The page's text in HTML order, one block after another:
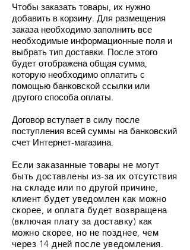
Чтобы заказать товары, их нужно
добавить в корзину. Для размещения
заказа необходимо заполнить все
необходимые информационные поля и
выбрать тип доставки. После этого
будет отображена общая сумма,
которую необходимо оплатить с
помощью банковской ссылки или
другого способа оплаты.
Договор вступает в силу после
поступления всей суммы на банковский
счет Интернет-магазина.
Если заказанные товары не могут
быть доставлены из-за их отсутствия
на складе или по другой причине,
клиент будет уведомлен как можно
скорее, и оплата будет возвращена
(включая плату за доставку) как
можно скорее, но не позднее, чем
через 14 дней после уведомления.